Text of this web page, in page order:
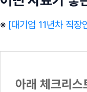
※ [대기업 11년차 직장
아래 체크리스